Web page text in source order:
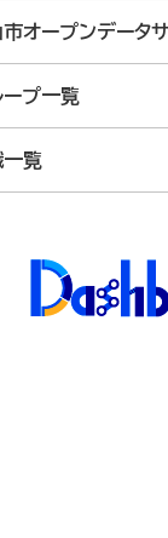
オープンデータ
ープ一覧
一覧
から、７５歳
険者のうち
です